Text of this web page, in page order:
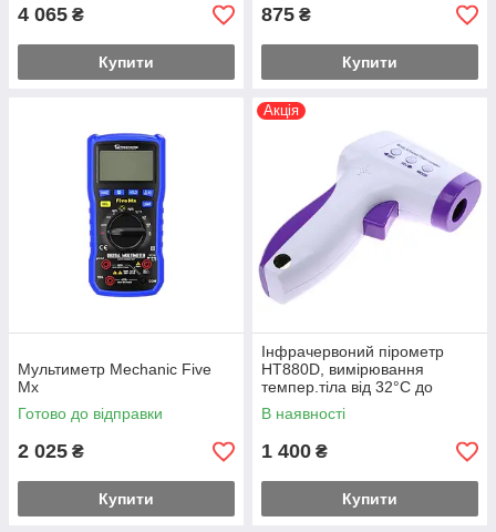
4 065 ₴
Купити
875 ₴
Купити
Мультиметр Mechanic Five
Mx
Готово до відправки
2 025 ₴
Купити
Акція
Інфрачервоний пірометр
HT880D, вимірювання
темпер.тіла від 32°C до
42,5°C
В наявності
1 400 ₴
Купити